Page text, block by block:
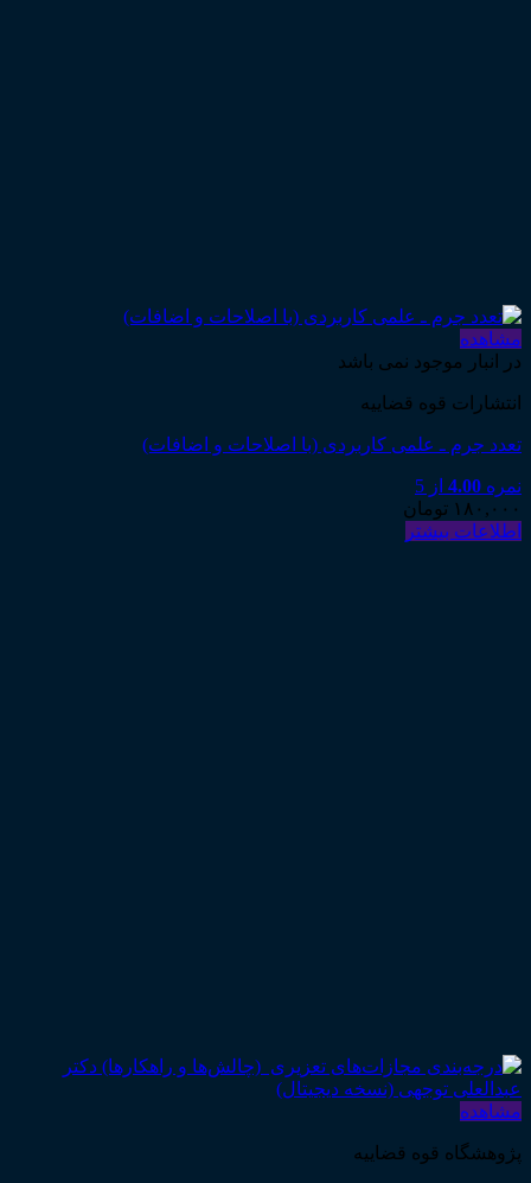
مشاهده
در انبار موجود نمی باشد
انتشارات قوه قضاییه
تعدد جرم ـ علمی کاربردی (با اصلاحات و اضافات)
نمره 4.00 از 5
۱۸۰,۰۰۰ تومان
اطلاعات بیشتر
مشاهده
پژوهشگاه قوه قضاییه